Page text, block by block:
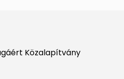
Közalapítvány